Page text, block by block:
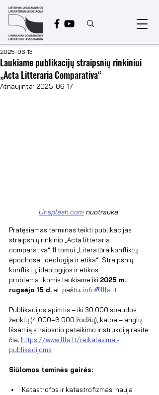
Laukiame publikacijų straipsnių rinkiniui
„Acta Litteraria Comparativa“
2025-06-13
Atnaujinta: 2025-06-17
Unsplash.com nuotrauka
Pratęsiamas terminas teikti publikacijas
straipsnių rinkinio „Acta litteraria
comparativa“ 11 tomui „Literatūra konfliktų
epochose: ideologija ir etika“. Straipsnių
konfliktų, ideologijos ir etikos
problematikomis laukiame iki 2025 m.
rugsėjo 15 d. el. paštu: info@llla.lt
Publikacijos apimtis – iki 30 000 spaudos
ženklų (4 000–6 000 žodžių), kalba – anglų.
Išsamią straipsnio pateikimo instrukciją rasite
čia: https://www.llla.lt/reikalavimai-
publikacijoms
Siūlomos teminės gairės:
Katastrofos ir katastrofizmas: nauja